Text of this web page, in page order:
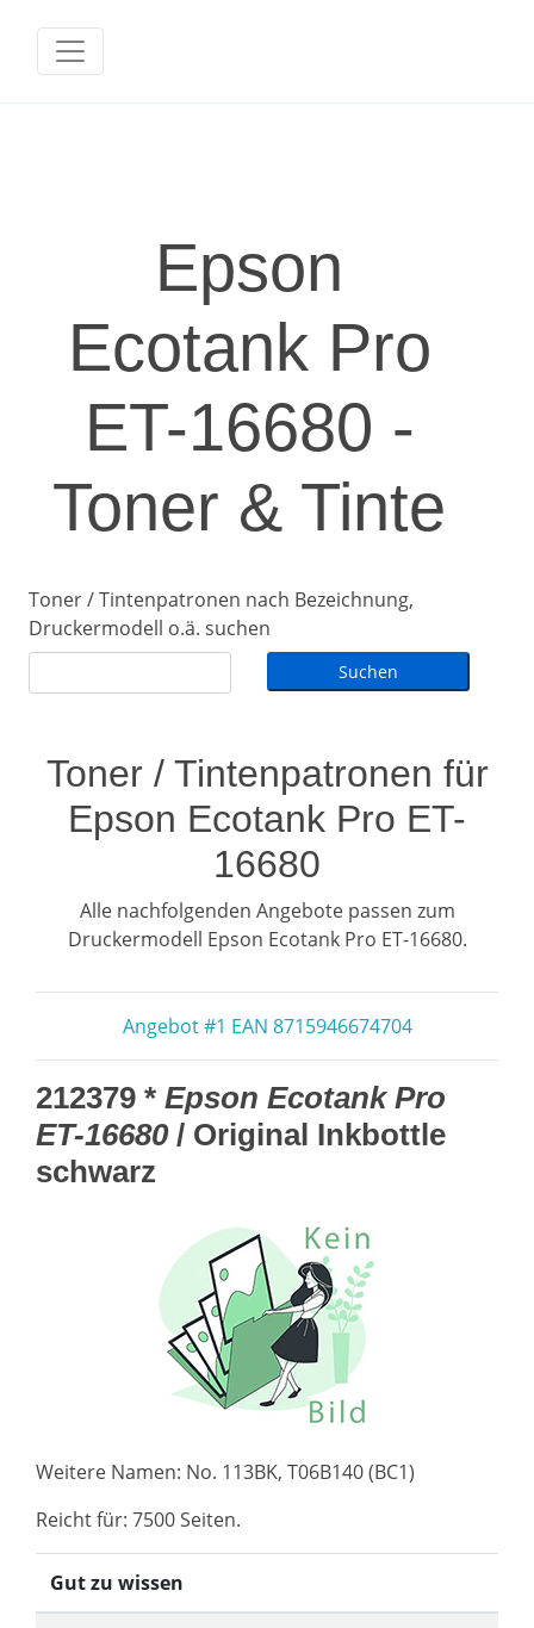
Epson
Ecotank Pro
ET-16680 -
Toner & Tinte
Toner / Tintenpatronen nach Bezeichnung,
Druckermodell o.ä. suchen
Toner / Tintenpatronen für
Epson Ecotank Pro ET-
16680
Alle nachfolgenden Angebote passen zum
Druckermodell Epson Ecotank Pro ET-16680.
Angebot #1 EAN 8715946674704
212379 * Epson Ecotank Pro
ET-16680/ Original Inkbottle
schwarz
Weitere Namen: No. 113BK, T06B140 (BC1)
Reicht für: 7500 Seiten.
Gut zu wissen